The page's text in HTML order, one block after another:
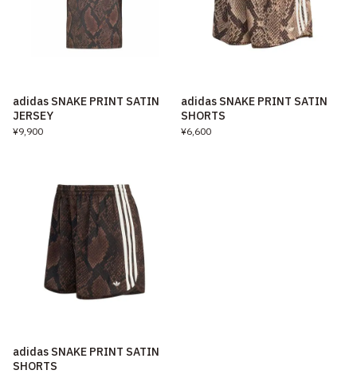
adidas SNAKE PRINT SATIN
JERSEY
¥9,900
adidas SNAKE PRINT SATIN
SHORTS
¥6,600
adidas SNAKE PRINT SATIN
SHORTS